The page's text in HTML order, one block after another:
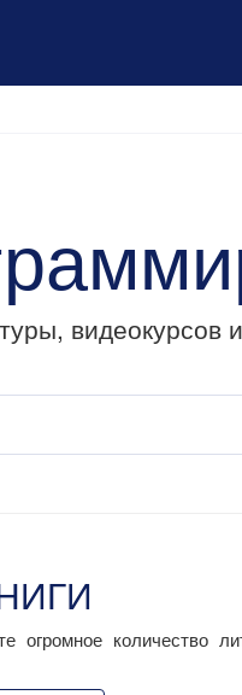
видеокурсов
количество